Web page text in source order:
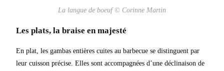
La langue de boeuf © Corinne Martin
Les plats, la braise en majesté
En plat, les gambas entières cuites au barbecue se distinguent par
leur cuisson précise. Elles sont accompagnées d’une déclinaison de